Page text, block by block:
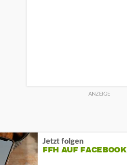
Jetzt folgen
FFH AUF FACEBOOK